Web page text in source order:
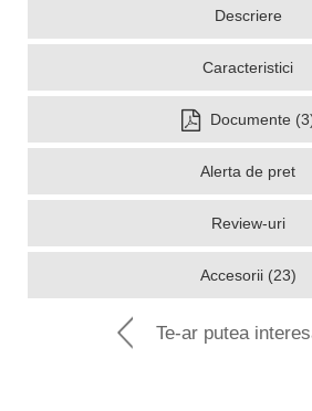
Descriere
Caracteristici
Documente
Alerta de pret
Review-uri
Accesorii (23)
Te-ar putea